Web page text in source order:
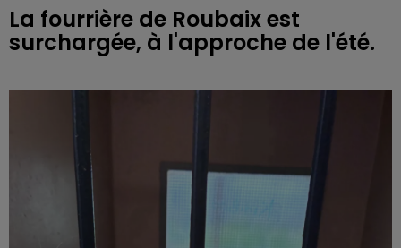
La fourrière de Roubaix est
surchargée, à l'approche de l'été.